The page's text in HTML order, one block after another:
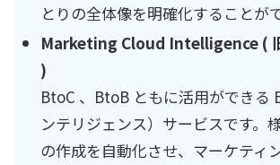
とりの全体像を明確化することが
Marketing Cloud Intelligence (
)
BtoC 、BtoB ともに活用ができる
ンテリジェンス）サービスです。
の作成を自動化させ、マーケティ